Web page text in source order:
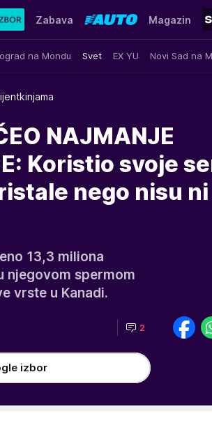
na Mondu Svet EX YU Novi Sad na
Zabava Magazin
NAJMANJE
Koristio svoje
nego nisu ni
13,3 miliona
njegovom spermom
vrste u Kanadi.
2
izbor